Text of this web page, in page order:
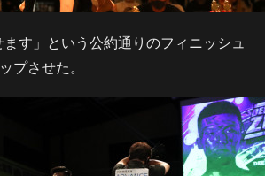
す」という公約通りのフィニッシュ
プさせた。